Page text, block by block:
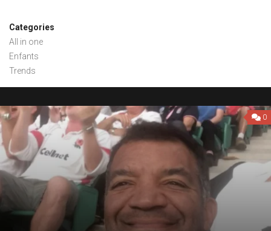
Categories
All in one
Enfants
Trends
0